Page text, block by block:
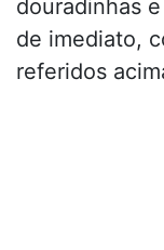
douradinhas
de imediato,
referidos